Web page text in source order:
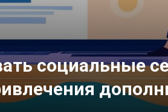
социальные